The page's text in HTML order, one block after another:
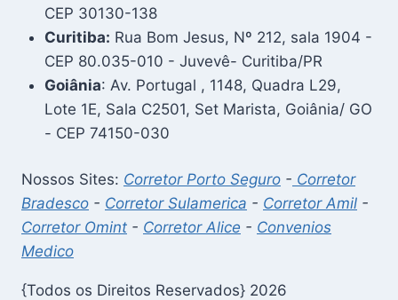
CEP 30130-138
Curitiba: Rua Bom Jesus, Nº 212, sala 1904 -
CEP 80.035-010 - Juvevê- Curitiba/PR
Goiânia: Av. Portugal , 1148, Quadra L29,
Lote 1E, Sala C2501, Set Marista, Goiânia/ GO
- CEP 74150-030
Nossos Sites: Corretor Porto Seguro - Corretor
Bradesco - Corretor Sulamerica - Corretor Amil -
Corretor Omint - Corretor Alice - Convenios
Medico
{Todos os Direitos Reservados} 2026